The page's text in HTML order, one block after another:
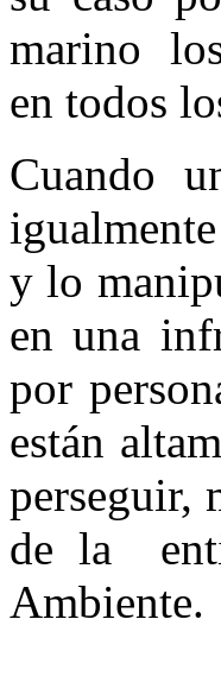
marino
en todos
Cuando
y lo
en una
por
están
perseguir,
de la
Ambiente.